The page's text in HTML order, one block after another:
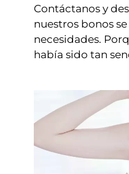
Contáctanos y
nuestros bonos
necesidades.
había sido tan